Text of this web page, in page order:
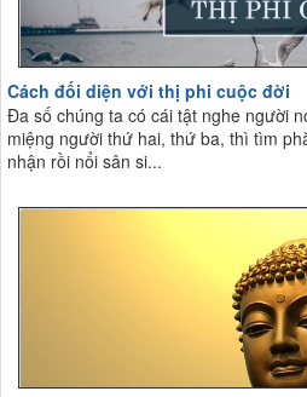
Cách đối diện với thị phi cuộc đời
Đa số chúng ta có cái tật nghe người
miệng người thứ hai, thứ ba, thì tìm
nhận rồi nổi sân si...